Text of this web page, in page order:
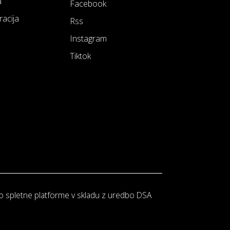
Facebook
Rss
Instagram
Tiktok
spletne platforme v skladu z uredbo DSA